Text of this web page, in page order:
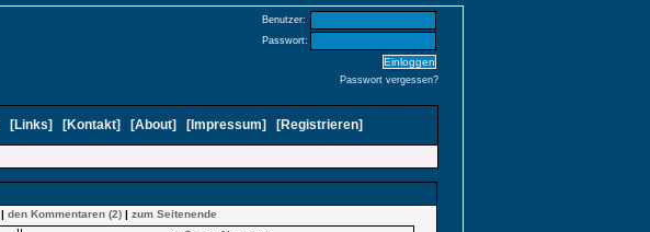
Benutzer:
Passwort:
Passwort vergessen?
[Links] [Kontakt] [About] [ Impressum] [Registrieren]
| den Kommentaren (2) | zum Seitenende